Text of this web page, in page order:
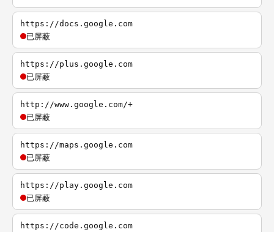
https://docs.google.com
已屏蔽
https://plus.google.com
已屏蔽
http://www.google.com/+
已屏蔽
https://maps.google.com
已屏蔽
https://play.google.com
已屏蔽
https://code.google.com